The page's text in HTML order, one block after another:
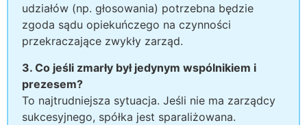
udziałów (np. głosowania) potrzebna będzie
zgoda sądu opiekuńczego na czynności
przekraczające zwykły zarząd.
3. Co jeśli zmarły był jedynym wspólnikiem i
prezesem?
To najtrudniejsza sytuacja. Jeśli nie ma zarządcy
sukcesyjnego, spółka jest sparaliżowana.